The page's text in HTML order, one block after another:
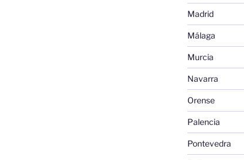
Madrid
Málaga
Murcia
Navarra
Orense
Palencia
Pontevedra